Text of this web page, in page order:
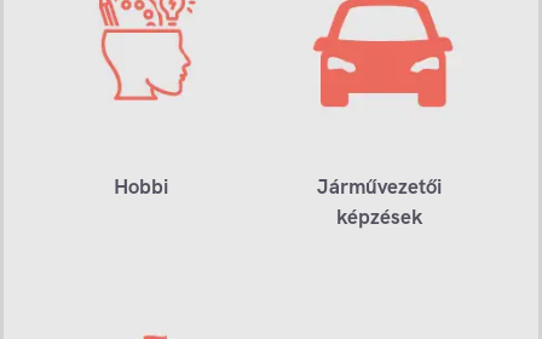
Hobbi
Járművezetői
képzések